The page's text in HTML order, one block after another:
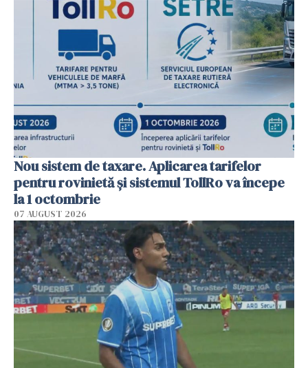
Nou sistem de taxare. Aplicarea tarifelor
pentru rovinietă şi sistemul TollRo va începe
la 1 octombrie
07 AUGUST 2026